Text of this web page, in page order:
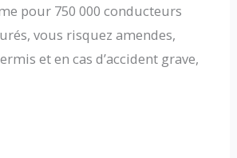
pour 750 000 conducteurs
vous risquez amendes,
et en cas d’accident grave,